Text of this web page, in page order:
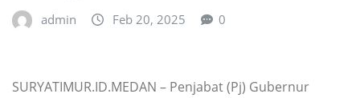
admin Feb 20, 2025 0
SURYATIMUR.ID.MEDAN – Penjabat (Pj) Gubernur